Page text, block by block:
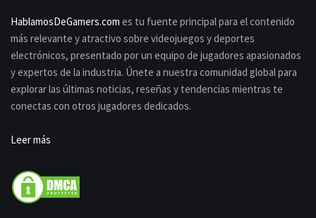
HablamosDeGamers.com es tu fuente principal para el contenido
más relevante y atractivo sobre videojuegos y deportes
electrónicos, presentado por un equipo de jugadores apasionados
y expertos de la industria. Únete a nuestra comunidad global para
explorar las últimas noticias, reseñas y tendencias mientras te
conectas con otros jugadores dedicados.
Leer más